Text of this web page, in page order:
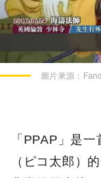
圖片來源：
「PPAP」是
（ピコ太郎）